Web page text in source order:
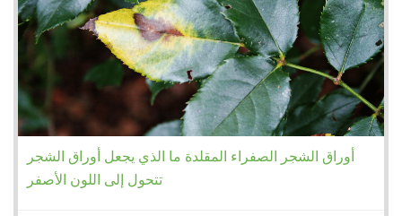
أوراق الشجر الصفراء المقلدة ما الذي يجعل أوراق الشجر
تتحول إلى اللون الأصفر